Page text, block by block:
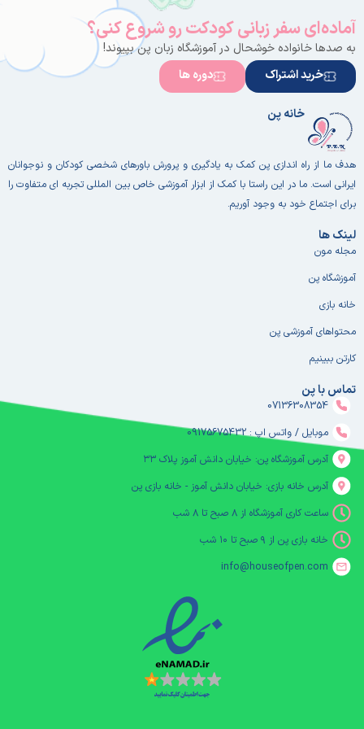
آماده‌ای سفر زبانی کودکت رو شروع کنی؟
به صدها خانواده خوشحال در آموزشگاه زبان پن بپیوند!
خرید اشتراک
دوره ها
خانه پن
هدف ما از راه اندازی پن کمک به یادگیری و پرورش باورهای شخصی کودکان و نوجوانان
ایرانی است. ما در این راستا با کمک از ابزار آموزشی خاص بین المللی تجربه ای متفاوت را
برای اجتماع خود به وجود آوریم.
لینک ها
مجله مون
آموزشگاه پن
خانه بازی
محتواهای آموزشی پن
کارتن ببینیم
تماس با پن
07136308354
موبایل / واتس اپ : 09175675432
آدرس آموزشگاه پن: خیابان دانش آموز پلاک ۳۳
آدرس خانه بازی: خیابان دانش آموز - خانه بازی پن
ساعت کاری آموزشگاه از ۸ صبح تا ۸ شب
خانه بازی پن از ۹ صبح تا ۱۰ شب
info@houseofpen.com